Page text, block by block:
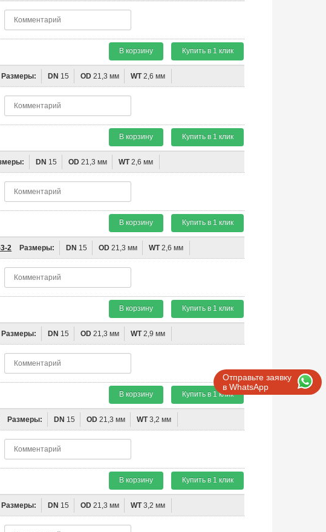
Отправьте заявку
в WhatsApp
В корзину Купить в 1 клик
Размеры: DN 15 OD 21,3 мм WT2,6 мм
В корзину Купить в 1 клик
DN 15 OD 21,3 мм WT2,6 мм
В корзину Купить в 1 клик
2 Размеры: DN 15 OD 21,3 мм WT2,6 мм
В корзину Купить в 1 клик
Размеры: DN 15 OD 21,3 мм WT2,9 мм
В корзину Купить в 1 клик
Размеры: DN 15 OD 21,3 мм WT3,2 мм
В корзину Купить в 1 клик
Размеры: DN 15 OD 21,3 мм WT3,2 мм